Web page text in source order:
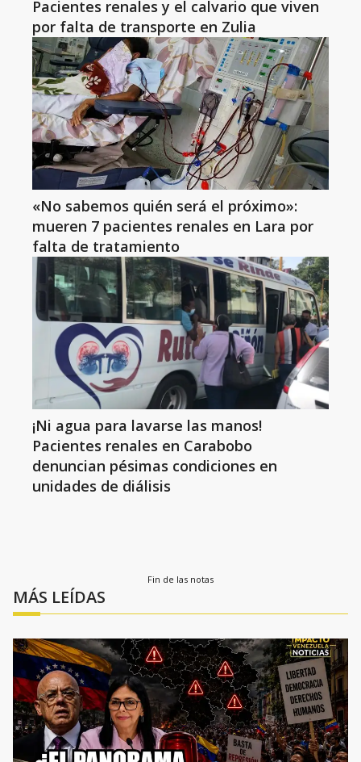
Pacientes renales y el calvario que viven
por falta de transporte en Zulia
«No sabemos quién será el próximo»:
mueren 7 pacientes renales en Lara por
falta de tratamiento
¡Ni agua para lavarse las manos!
Pacientes renales en Carabobo
denuncian pésimas condiciones en
unidades de diálisis
Fin de las notas
MÁS LEÍDAS